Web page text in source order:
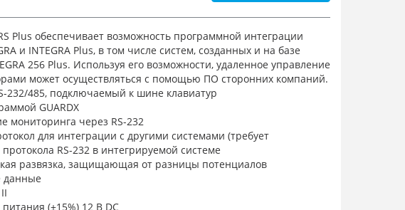
Plus обеспечивает возможность программной интеграции
и INTEGRA Plus, в том числе систем, созданных и на базе
256 Plus. Используя его возможности, удаленное управление
может осуществляться с помощью ПО сторонних компаний.
232/485, подключаемый к шине клавиатур
GUARDX
мониторинга через RS-232
для интеграции с другими системами (требует
RS-232 в интегрируемой системе
развязка, защищающая от разницы потенциалов
данные
(±15%) 12 В DC